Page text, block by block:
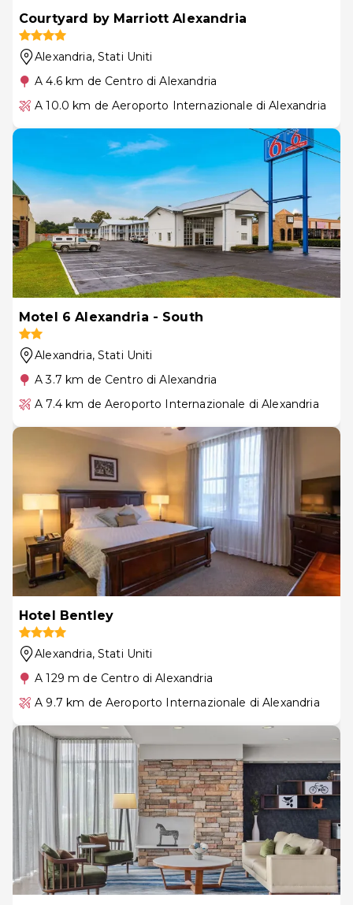
Courtyard by Marriott Alexandria
Alexandria, Stati Uniti
A 4.6 km de Centro di Alexandria
A 10.0 km de Aeroporto Internazionale di Alexandria
Motel 6 Alexandria - South
Alexandria, Stati Uniti
A 3.7 km de Centro di Alexandria
A 7.4 km de Aeroporto Internazionale di Alexandria
Hotel Bentley
Alexandria, Stati Uniti
A 129 m de Centro di Alexandria
A 9.7 km de Aeroporto Internazionale di Alexandria